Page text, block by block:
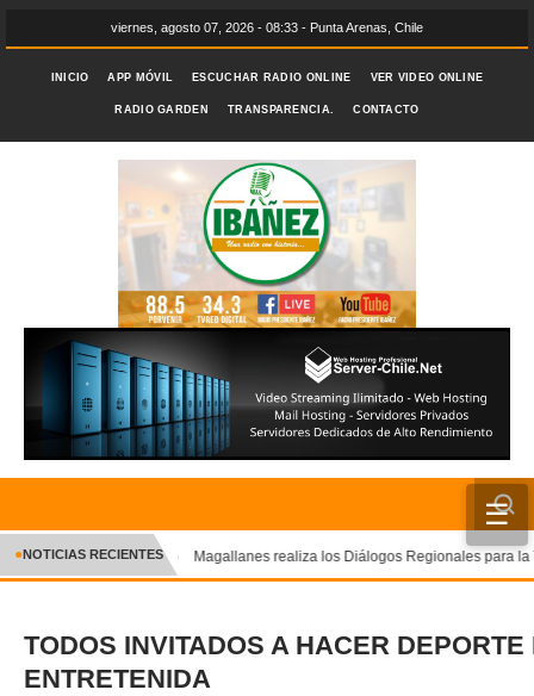
viernes, agosto 07, 2026 - 08:33 - Punta Arenas, Chile
INICIO APP MÓVIL ESCUCHAR RADIO ONLINE VER VIDEO ONLINE
RADIO GARDEN TRANSPARENCIA. CONTACTO
☰
INICIO
CRÓNICA
DEPORTES ✕
●NOTICIAS RECIENTES Magallanes realiza los Diálogos Regionales para la
TODOS INVITADOS A HACER DEPORTE
ENTRETENIDA